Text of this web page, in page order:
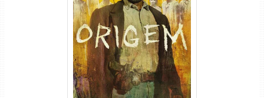
Origem 4ª Temporada Torrent
(2026) WEB-DL 1080p/4K
Dual Áudio